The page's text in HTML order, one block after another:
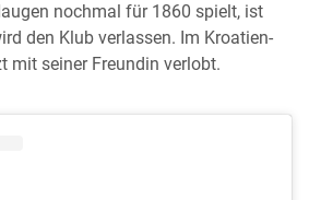
nochmal für 1860 spielt, ist
den Klub verlassen. Im Kroatien-
mit seiner Freundin verlobt.